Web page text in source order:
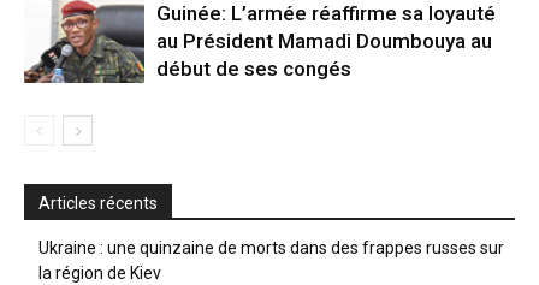
Guinée: L’armée réaffirme sa loyauté
au Président Mamadi Doumbouya au
début de ses congés
Articles récents
Ukraine : une quinzaine de morts dans des frappes russes sur
la région de Kiev